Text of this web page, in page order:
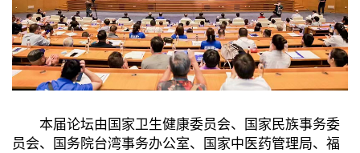
本届论坛由国家卫生健康委员会、国家民族事务委
员会、国务院台湾事务办公室、国家中医药管理局、福